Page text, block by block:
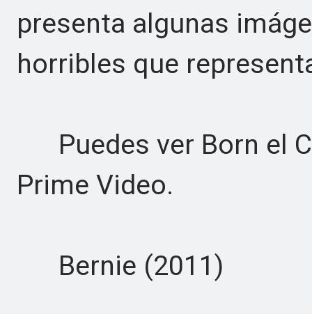
presenta algunas
horribles que
Puedes ver Born el
Prime Video.
Bernie (2011)